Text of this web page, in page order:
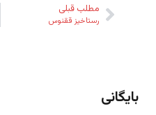
مطلب قبلی
رستاخیز ققنوس
بایگانی